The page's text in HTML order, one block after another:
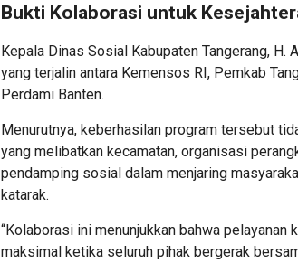
Bukti Kolaborasi untuk
Kepala Dinas Sosial Kabupaten Tangerang,
yang terjalin antara Kemensos RI, Pemkab
Perdami Banten.
Menurutnya, keberhasilan program tersebut
yang melibatkan kecamatan, organisasi
pendamping sosial dalam menjaring
katarak.
“Kolaborasi ini menunjukkan bahwa pelayanan
maksimal ketika seluruh pihak bergerak